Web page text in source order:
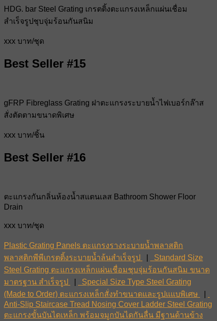
HDG. bar Steel Grating เกรตติ้งตะแกรงเหล็กแผ่นเชื่อม
สำเร็จรูปชุบจุ่มร้อนกันสนิม
xxx บาท/ชุด
Best Seller #15
gFRP Fibreglass Grating ฝาตะแกรงระบายน้ำไฟเบอร์กล๊าส
สั่งตัดตามขนาดพิเศษ
xxx บาท/ชิ้น
Best Seller #16
ตะแกรงกันกลิ่นห้องน้ำสแตนเลส Bathroom Shower Floor
Drain
xxx บาท/ชุด
Plastic Grating Panels ตะแกรงรางระบายน้ำพลาสติก
พลาสติกพีพีเกรตติ้งระบายน้ำล้นสำเร็จรูป
Standard Size
Steel Grating ตะแกรงเหล็กแผ่นเชื่อมชุบจุ่มร้อนกันสนิม ขนาด
มาตรฐาน สำเร็จรูป
Special Size Type Steel Grating
(Made to Order) ตะแกรงเหล็กสั่งทำขนาดและรูปแแบพิเศษ
Anti-Slip Staircase Tread Nosing Cover Ladder Steel Grating
ตะแกรงขั้นบันไดเหล็ก พร้อมจมูกบันไดกันลื่น มีฐานด้านข้าง